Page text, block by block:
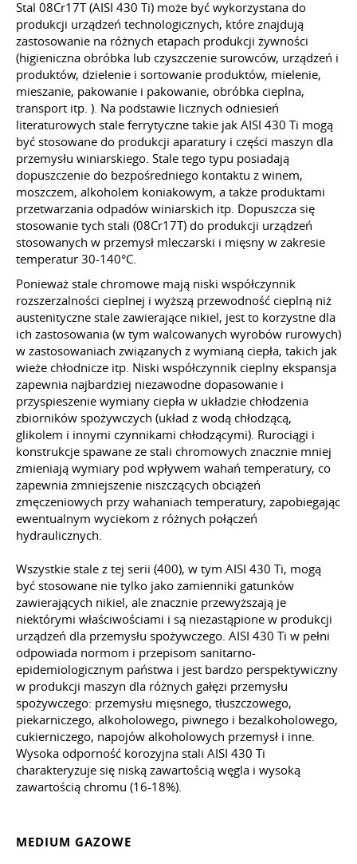
Stal 08Cr17T (AISI 430 Ti) może być wykorzystana do
produkcji urządzeń technologicznych, które znajdują
zastosowanie na różnych etapach produkcji żywności
(higieniczna obróbka lub czyszczenie surowców, urządzeń i
produktów, dzielenie i sortowanie produktów, mielenie,
mieszanie, pakowanie i pakowanie, obróbka cieplna,
transport itp. ). Na podstawie licznych odniesień
literaturowych stale ferrytyczne takie jak AISI 430 Ti mogą
być stosowane do produkcji aparatury i części maszyn dla
przemysłu winiarskiego. Stale tego typu posiadają
dopuszczenie do bezpośredniego kontaktu z winem,
moszczem, alkoholem koniakowym, a także produktami
przetwarzania odpadów winiarskich itp. Dopuszcza się
stosowanie tych stali (08Cr17T) do produkcji urządzeń
stosowanych w przemysł mleczarski i mięsny w zakresie
temperatur 30-140°C.
Ponieważ stale chromowe mają niski współczynnik
rozszerzalności cieplnej i wyższą przewodność cieplną niż
austenityczne stale zawierające nikiel, jest to korzystne dla
ich zastosowania (w tym walcowanych wyrobów rurowych)
w zastosowaniach związanych z wymianą ciepła, takich jak
wieże chłodnicze itp. Niski współczynnik cieplny ekspansja
zapewnia najbardziej niezawodne dopasowanie i
przyspieszenie wymiany ciepła w układzie chłodzenia
zbiorników spożywczych (układ z wodą chłodzącą,
glikolem i innymi czynnikami chłodzącymi). Rurociągi i
konstrukcje spawane ze stali chromowych znacznie mniej
zmieniają wymiary pod wpływem wahań temperatury, co
zapewnia zmniejszenie niszczących obciążeń
zmęczeniowych przy wahaniach temperatury, zapobiegając
ewentualnym wyciekom z różnych połączeń
hydraulicznych.
Wszystkie stale z tej serii (400), w tym AISI 430 Ti, mogą
być stosowane nie tylko jako zamienniki gatunków
zawierających nikiel, ale znacznie przewyższają je
niektórymi właściwościami i są niezastąpione w produkcji
urządzeń dla przemysłu spożywczego. AISI 430 Ti w pełni
odpowiada normom i przepisom sanitarno-
epidemiologicznym państwa i jest bardzo perspektywiczny
w produkcji maszyn dla różnych gałęzi przemysłu
spożywczego: przemysłu mięsnego, tłuszczowego,
piekarniczego, alkoholowego, piwnego i bezalkoholowego,
cukierniczego, napojów alkoholowych przemysł i inne.
Wysoka odporność korozyjna stali AISI 430 Ti
charakteryzuje się niską zawartością węgla i wysoką
zawartością chromu (16-18%).
MEDIUM GAZOWE